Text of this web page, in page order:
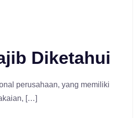
Diketahui
perusahaan, yang memiliki
[…]